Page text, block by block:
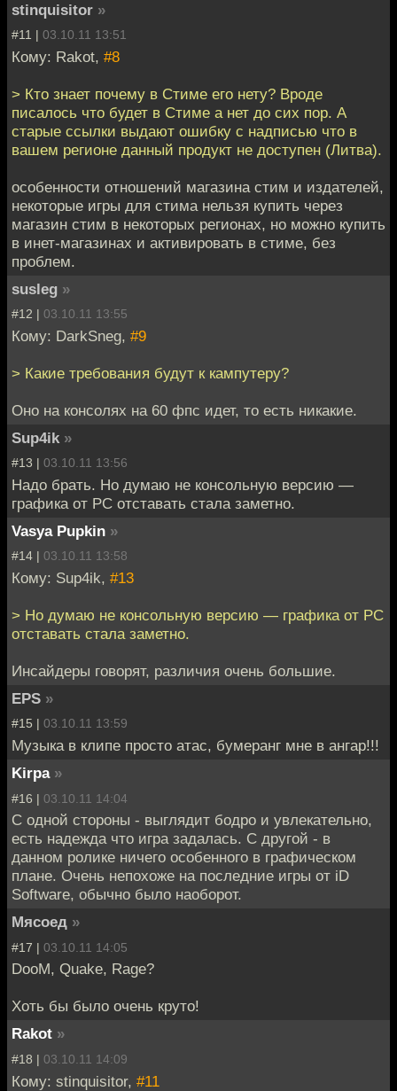
stinquisitor »
#11 | 03.10.11 13:51
Кому: Rakot, #8
> Кто знает почему в Стиме его нету? Вроде
писалось что будет в Стиме а нет до сих пор. А
старые ссылки выдают ошибку с надписью что в
вашем регионе данный продукт не доступен (Литва).
особенности отношений магазина стим и издателей,
некоторые игры для стима нельзя купить через
магазин стим в некоторых регионах, но можно купить
в инет-магазинах и активировать в стиме, без
проблем.
susleg »
#12 | 03.10.11 13:55
Кому: DarkSneg, #9
> Какие требования будут к кампутеру?
Оно на консолях на 60 фпс идет, то есть никакие.
Sup4ik »
#13 | 03.10.11 13:56
Надо брать. Но думаю не консольную версию —
графика от PC отставать стала заметно.
Vasya Pupkin »
#14 | 03.10.11 13:58
Кому: Sup4ik, #13
> Но думаю не консольную версию — графика от PC
отставать стала заметно.
Инсайдеры говорят, различия очень большие.
EPS »
#15 | 03.10.11 13:59
Музыка в клипе просто атас, бумеранг мне в ангар!!!
Kirpa »
#16 | 03.10.11 14:04
С одной стороны - выглядит бодро и увлекательно,
есть надежда что игра задалась. С другой - в
данном ролике ничего особенного в графическом
плане. Очень непохоже на последние игры от iD
Software, обычно было наоборот.
Мясоед »
#17 | 03.10.11 14:05
DooM, Quake, Rage?
Хоть бы было очень круто!
Rakot »
#18 | 03.10.11 14:09
Кому: stinquisitor, #11